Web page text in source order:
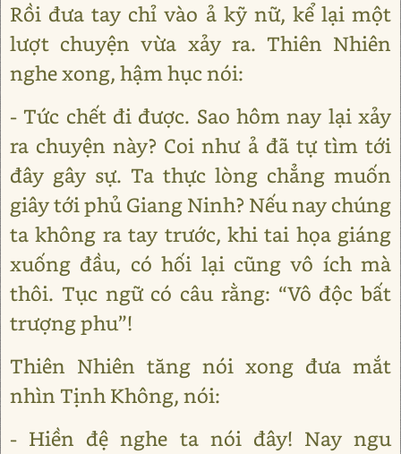
Rồi đưa tay chỉ vào ả kỹ nữ, kể lại một
lượt chuyện vừa xảy ra. Thiên Nhiên
nghe xong, hậm hục nói:
- Tức chết đi được. Sao hôm nay lại xảy
ra chuyện này? Coi như ả đã tự tìm tới
đây gây sự. Ta thực lòng chẳng muốn
giây tới phủ Giang Ninh? Nếu nay chúng
ta không ra tay trước, khi tai họa giáng
xuống đầu, có hối lại cũng vô ích mà
thôi. Tục ngữ có câu rằng: “Vô độc bất
trượng phu”!
Thiên Nhiên tăng nói xong đưa mắt
nhìn Tịnh Không, nói:
- Hiền đệ nghe ta nói đây! Nay ngu